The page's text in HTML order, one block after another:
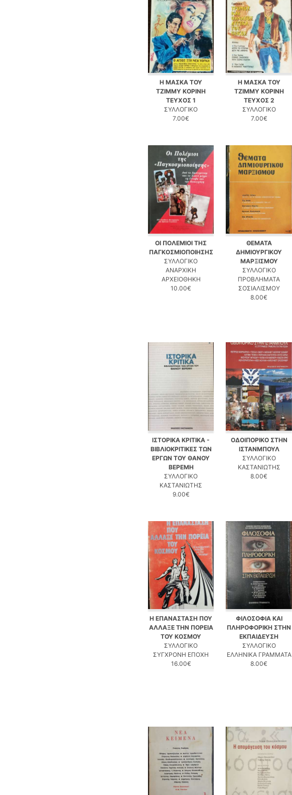
Η ΜΑΣΚΑ ΤΟΥ
ΤΖΙΜΜΥ ΚΟΡΙΝΗ
ΤΕΥΧΟΣ 1
ΣΥΛΛΟΓΙΚΟ
7.00€
Η ΜΑΣΚΑ ΤΟΥ
ΤΖΙΜΜΥ ΚΟΡΙΝΗ
ΤΕΥΧΟΣ 2
ΣΥΛΛΟΓΙΚΟ
7.00€
ΟΙ ΠΟΛΕΜΙΟΙ ΤΗΣ
ΠΑΓΚΟΣΜΙΟΠΟΙΗΣΗΣ
ΣΥΛΛΟΓΙΚΟ
ΑΝΑΡΧΙΚΗ
ΑΡΧΕΙΟΘΗΚΗ
10.00€
ΘΕΜΑΤΑ
ΔΗΜΙΟΥΡΓΙΚΟΥ
ΜΑΡΞΙΣΜΟΥ
ΣΥΛΛΟΓΙΚΟ
ΠΡΟΒΛΗΜΑΤΑ
ΣΟΣΙΑΛΙΣΜΟΥ
8.00€
ΙΣΤΟΡΙΚΑ ΚΡΙΤΙΚΑ -
ΒΙΒΛΙΟΚΡΙΤΙΚΕΣ ΤΩΝ
ΕΡΓΩΝ ΤΟΥ ΘΑΝΟΥ
ΒΕΡΕΜΗ
ΣΥΛΛΟΓΙΚΟ
ΚΑΣΤΑΝΙΩΤΗΣ
9.00€
ΟΔΟΙΠΟΡΙΚΟ ΣΤΗΝ
ΙΣΤΑΝΜΠΟΥΛ
ΣΥΛΛΟΓΙΚΟ
ΚΑΣΤΑΝΙΩΤΗΣ
8.00€
Η ΕΠΑΝΑΣΤΑΣΗ ΠΟΥ
ΑΛΛΑΞΕ ΤΗΝ ΠΟΡΕΙΑ
ΤΟΥ ΚΟΣΜΟΥ
ΣΥΛΛΟΓΙΚΟ
ΣΥΓΧΡΟΝΗ ΕΠΟΧΗ
16.00€
ΦΙΛΟΣΟΦΙΑ ΚΑΙ
ΠΛΗΡΟΦΟΡΙΚΗ ΣΤΗΝ
ΕΚΠΑΙΔΕΥΣΗ
ΣΥΛΛΟΓΙΚΟ
ΕΛΛΗΝΙΚΑ ΓΡΑΜΜΑΤΑ
8.00€